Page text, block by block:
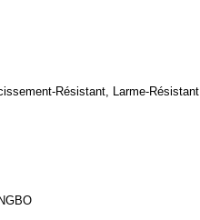
Résistant, Larme-Résistant